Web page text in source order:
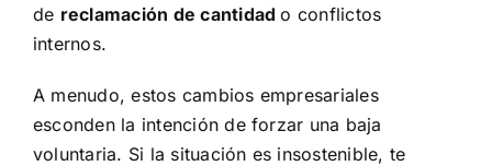
de reclamación de cantidado conflictos
internos.
A menudo, estos cambios empresariales
esconden la intención de forzar una baja
voluntaria. Si la situación es insostenible, te